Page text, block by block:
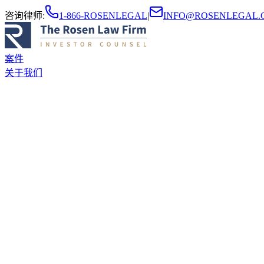
咨询律师: 1-866-ROSENLEGAL|
案件
关于我们